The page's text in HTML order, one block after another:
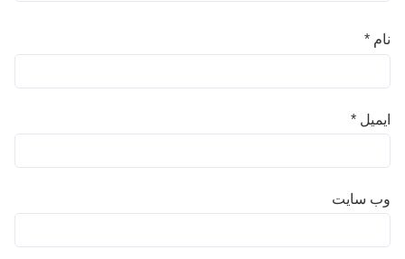
نام *
ایمیل *
وب‌ سایت